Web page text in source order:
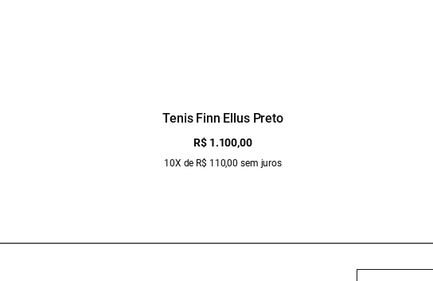
Tenis Finn Ellus Preto
R$ 1.100,00
10X de R$ 110,00 sem juros